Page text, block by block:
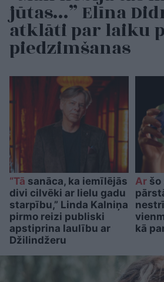
jūtas…” Elīna
atklāti par laiku
piedzimšanas
“Tā sanāca, ka iemīlējās
divi cilvēki ar lielu gadu
starpību,” Linda Kalniņa
pirmo reizi publiski
apstiprina laulību ar
Džilindžeru
Aršo
kā